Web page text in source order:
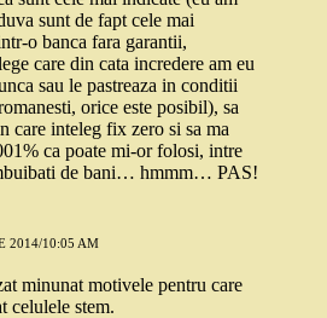
sunt de fapt cele mai
o banca fara garantii,
care din cata incredere am eu
sau le pastreaza in conditii
orice este posibil), sa
care inteleg fix zero si sa ma
ca poate mi-or folosi, intre
de bani… hmmm… PAS!
2014/10:05 AM
minunat motivele pentru care
celulele stem.